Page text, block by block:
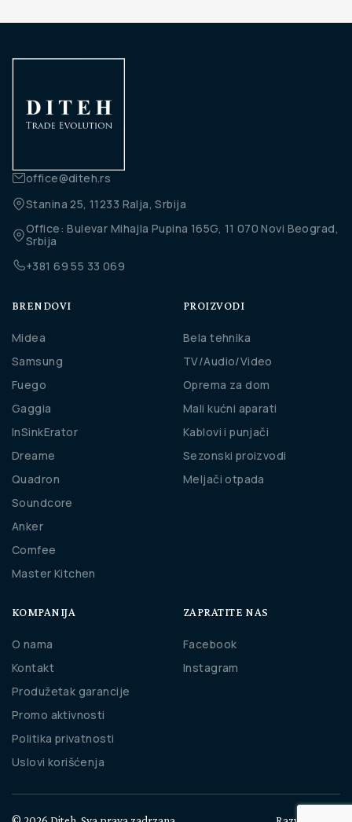
office@diteh.rs
Stanina 25, 11233 Ralja, Srbija
Office: Bulevar Mihajla Pupina 165G, 11 070 Novi Beograd,
Srbija
+381 69 55 33 069
BRENDOVI
Midea
Samsung
Fuego
Gaggia
InSinkErator
Dreame
Quadron
Soundcore
Anker
Comfee
Master Kitchen
PROIZVODI
Bela tehnika
TV/Audio/Video
Oprema za dom
Mali kućni aparati
Kablovi i punjači
Sezonski proizvodi
Meljači otpada
KOMPANIJA
O nama
Kontakt
Produžetak garancije
Promo aktivnosti
Politika privatnosti
Uslovi korišćenja
ZAPRATITE NAS
Facebook
Instagram